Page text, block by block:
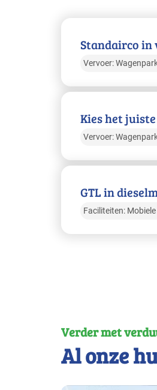
Standairco
Vervoer:
Kies het
Vervoer:
GTL in
Faciliteiten:
Verder met
Al onze